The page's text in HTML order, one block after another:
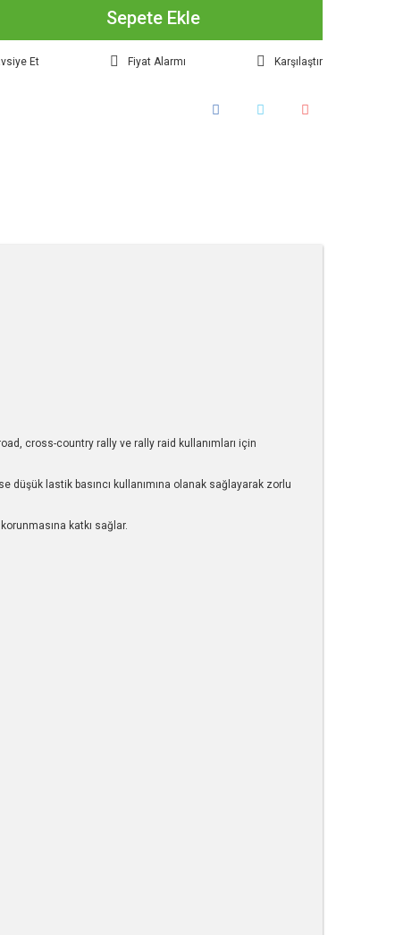
Sepete Ekle
Et Fiyat Alarmı Karşılaştır
cross-country rally ve rally raid kullanımları için
düşük lastik basıncı kullanımına olanak sağlayarak zorlu
katkı sağlar.